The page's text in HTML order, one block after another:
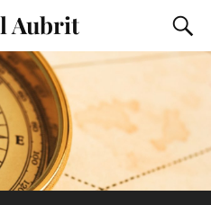
Aubrit